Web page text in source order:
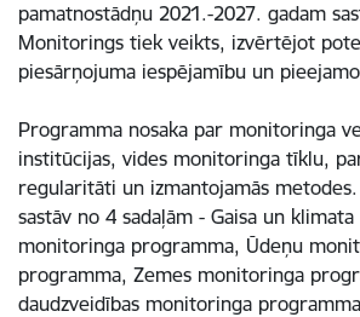
pamatnostādņu 2021.-2027. gadam
Monitorings tiek veikts, izvērtējot
piesārņojuma iespējamību un
Programma nosaka par monitoringa
institūcijas, vides monitoringa tīklu,
regularitāti un izmantojamās
sastāv no 4 sadaļām - Gaisa un
monitoringa programma, Ūdeņu
programma, Zemes monitoringa
daudzveidības monitoringa